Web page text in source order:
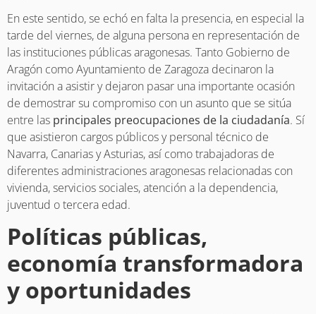
En este sentido, se echó en falta la presencia, en especial la
tarde del viernes, de alguna persona en representación de
las instituciones públicas aragonesas. Tanto Gobierno de
Aragón como Ayuntamiento de Zaragoza decinaron la
invitación a asistir y dejaron pasar una importante ocasión
de demostrar su compromiso con un asunto que se sitúa
entre las principales preocupaciones de la ciudadanía. Sí
que asistieron cargos públicos y personal técnico de
Navarra, Canarias y Asturias, así como trabajadoras de
diferentes administraciones aragonesas relacionadas con
vivienda, servicios sociales, atención a la dependencia,
juventud o tercera edad.
Políticas públicas,
economía transformadora
y oportunidades